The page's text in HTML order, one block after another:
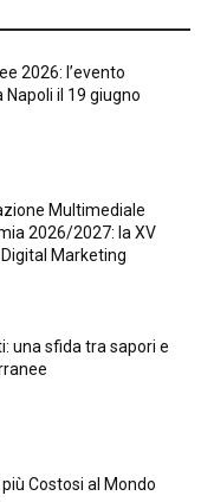
2026: l’evento
Napoli il 19 giugno
Multimediale
2026/2027: la XV
Marketing
una sfida tra sapori e
Costosi al Mondo